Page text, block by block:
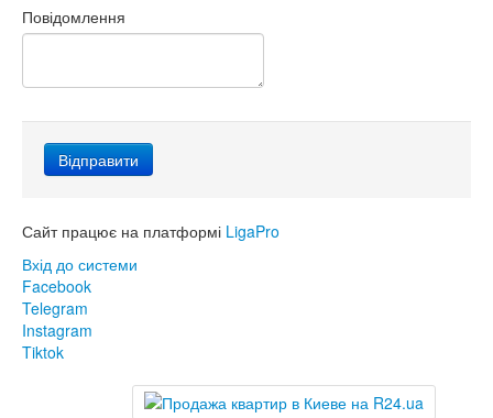
Повідомлення
Сайт працює на платформі LigaPro
Вхід до системи
Facebook
Telegram
Instagram
Tiktok